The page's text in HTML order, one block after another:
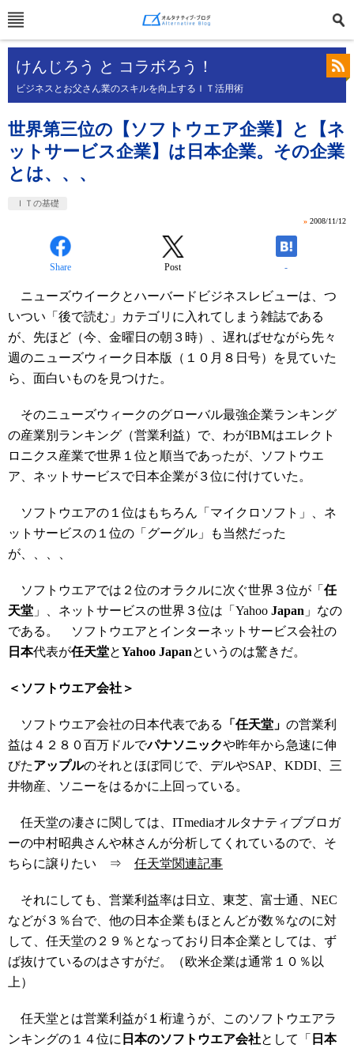
けんじろう と コラボろう！
ビジネスとお父さん業のスキルを向上するＩＴ活用術
世界第三位の【ソフトウエア企業】と【ネ
ットサービス企業】は日本企業。その企業
とは、、、
ＩＴの基礎
» 2008/11/12
Share Post -
ニューズウイークとハーバードビジネスレビューは、つ
いつい「後で読む」カテゴリに入れてしまう雑誌である
が、先ほど（今、金曜日の朝３時）、遅ればせながら先々
週のニューズウィーク日本版（１０月８日号）を見ていた
ら、面白いものを見つけた。
そのニューズウィークのグローバル最強企業ランキング
の産業別ランキング（営業利益）で、わがIBMはエレクト
ロニクス産業で世界１位と順当であったが、ソフトウエ
ア、ネットサービスで日本企業が３位に付けていた。
ソフトウエアの１位はもちろん「マイクロソフト」、ネ
ットサービスの１位の「グーグル」も当然だった
が、、、、
ソフトウエアでは２位のオラクルに次ぐ世界３位が「 任
天堂 」、ネットサービスの世界３位は「Yahoo Japan 」なの
である。 ソフトウエアとインターネットサービス会社の
日本代表が任天堂とYahoo Japanというのは驚きだ。
＜ソフトウエア会社＞
ソフトウエア会社の日本代表である 「任天堂」 の営業利
益は４２８０百万ドルでパナソニックや昨年から急速に伸
びたアップルのそれとほぼ同じで、デルやSAP、KDDI、三
井物産、ソニーをはるかに上回っている。
任天堂の凄さに関しては、ITmediaオルタナティブブロガ
ーの中村昭典さんや林さんが分析してくれているので、そ
ちらに譲りたい ⇒ 任天堂関連記事
それにしても、営業利益率は日立、東芝、富士通、NEC
などが３％台で、他の日本企業もほとんどが数％なのに対
して、任天堂の２９％となっており日本企業としては、ず
ば抜けているのはさすがだ。（欧米企業は通常１０％以
上）
任天堂とは営業利益が１桁違うが、このソフトウエアラ
ンキングの１４位に 日本のソフトウエア会社として「 日本